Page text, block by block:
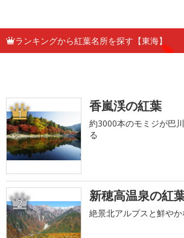
ランキングから紅葉名所を探す【東海】
1 香嵐渓の紅葉
約3000本のモミジが巴
る
2 新穂高温泉の紅
絶景北アルプスと鮮や